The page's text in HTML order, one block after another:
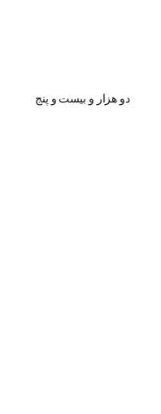
بیست و پنج